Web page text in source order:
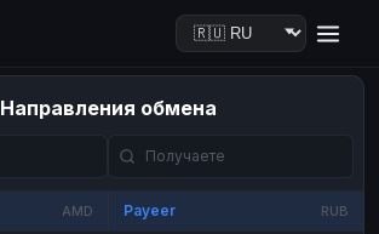
Направления обмена
AMD Payeer RUB